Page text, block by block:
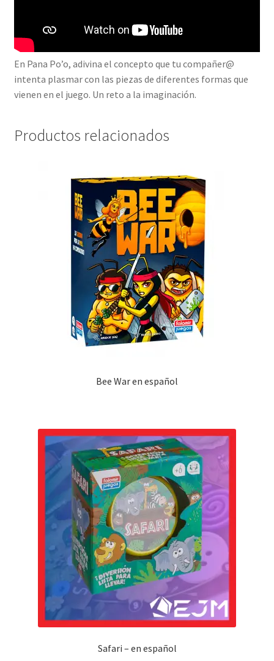
En Pana Po’o, adivina el concepto que tu compañer@
intenta plasmar con las piezas de diferentes formas que
vienen en el juego. Un reto a la imaginación.
Productos relacionados
Bee War en español
Safari – en español